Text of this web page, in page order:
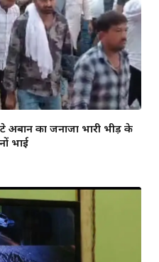
अबान का जनाजा भारी भीड़ के
भाई